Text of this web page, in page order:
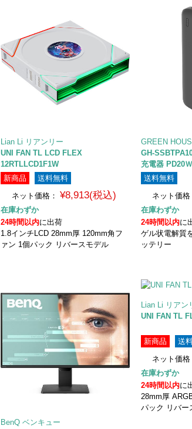
Lian Li リアンリー
UNI FAN TL LCD FLEX
12RTLLCD1F1W
新商品
送料無料
ネット価格： ¥8,913(税込)
在庫わずか
24時間以内に出荷
1.8インチLCD 28mm厚 120mm角フ
ァン 1個パック リバースモデル
GREEN
GH-
充電器 PD20
送料無料
ネット価格
在庫わずか
24時間以内に
ゲル状電解質
ッテリー
BenQ ベンキュー
Lian Li リアン
UNI FAN TL
新商品
送
ネット価格
在庫わずか
24時間以内に
28mm厚
パック リバー